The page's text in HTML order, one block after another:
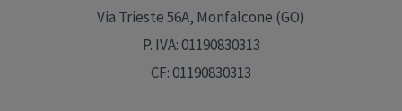
Via Trieste 56A, Monfalcone (GO)
P. IVA: 01190830313
CF: 01190830313